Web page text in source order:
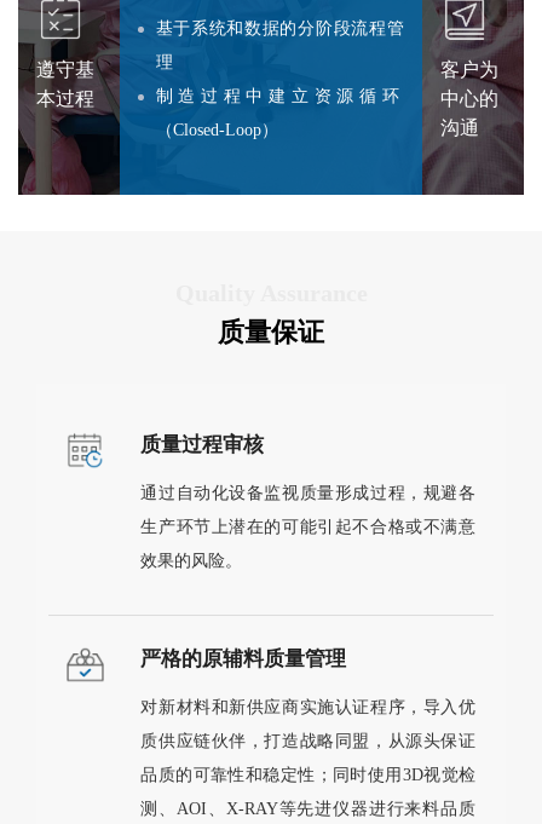
遵守基
本过程
基于系统和数据的分阶段流程管
理
制造过程中建立资源循环
（Closed-Loop）
客户为
中心的
沟通
质量保证
质量过程审核
通过自动化设备监视质量形成过程，规避各
生产环节上潜在的可能引起不合格或不满意
效果的风险。
严格的原辅料质量管理
对新材料和新供应商实施认证程序，导入优
质供应链伙伴，打造战略同盟，从源头保证
品质的可靠性和稳定性；同时使用3D视觉检
测、AOI、X-RAY等先进仪器进行来料品质